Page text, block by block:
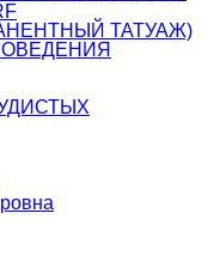
ТАТУАЖ)